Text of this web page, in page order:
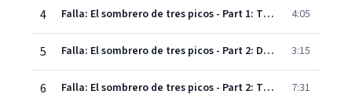
4 Falla: El sombrero de tres picos - Part 1: The Grapes 4:05
5 Falla: El sombrero de tres picos - Part 2: Dance of the Neighbours 3:15
6 Falla: El sombrero de tres picos - Part 2: The Miller's Dance 7:31